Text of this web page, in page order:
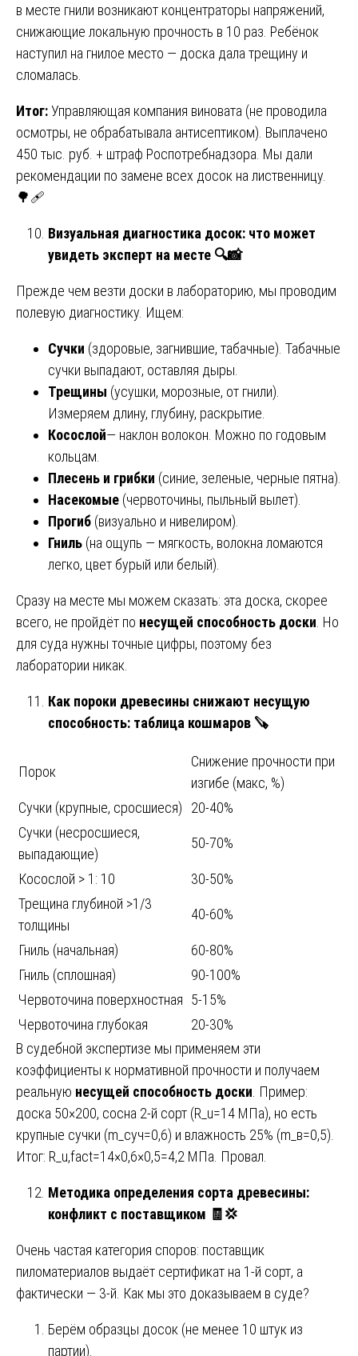
в месте гнили возникают концентраторы напряжений,
снижающие локальную прочность в 10 раз. Ребёнок
наступил на гнилое место — доска дала трещину и
сломалась.
Итог:Управляющая компания виновата (не проводила
осмотры, не обрабатывала антисептиком). Выплачено
450 тыс. руб. + штраф Роспотребнадзора. Мы дали
рекомендации по замене всех досок на лиственницу.
🌳🩹
Визуальная диагностика досок: что может
увидеть эксперт на месте 🔍📸
Прежде чем везти доски в лабораторию, мы проводим
полевую диагностику. Ищем:
Сучки (здоровые, загнившие, табачные). Табачные
сучки выпадают, оставляя дыры.
Трещины (усушки, морозные, от гнили).
Измеряем длину, глубину, раскрытие.
Косослой— наклон волокон. Можно по годовым
кольцам.
Плесень и грибки (синие, зеленые, черные пятна).
Насекомые (червоточины, пыльный вылет).
Прогиб (визуально и нивелиром).
Гниль (на ощупь — мягкость, волокна ломаются
легко, цвет бурый или белый).
Сразу на месте мы можем сказать: эта доска, скорее
всего, не пройдёт по несущей способность доски . Но
для суда нужны точные цифры, поэтому без
лаборатории никак.
Как пороки древесины снижают несущую
способность: таблица кошмаров 🪚
Порок
Снижение прочности при
изгибе (макс, %)
Сучки (крупные, сросшиеся)
20-40%
Сучки (несросшиеся,
выпадающие)
50-70%
Косослой > 1: 10
30-50%
Трещина глубиной >1/3
толщины
40-60%
Гниль (начальная)
60-80%
Гниль (сплошная)
90-100%
Червоточина поверхностная 5-15%
Червоточина глубокая
20-30%
В судебной экспертизе мы применяем эти
коэффициенты к нормативной прочности и получаем
реальную несущей способность доски . Пример:
доска 50×200, сосна 2-й сорт (R_u=14 МПа), но есть
крупные сучки (m_суч=0,6) и влажность 25% (m_в=0,5).
Итог: R_u,fact=14×0,6×0,5=4,2 МПа. Провал.
Методика определения сорта древесины:
конфликт с поставщиком 🧾💢
Очень частая категория споров: поставщик
пиломатериалов выдаёт сертификат на 1-й сорт, а
фактически — 3-й. Как мы это доказываем в суде?
Берём образцы досок (не менее 10 штук из
партии).